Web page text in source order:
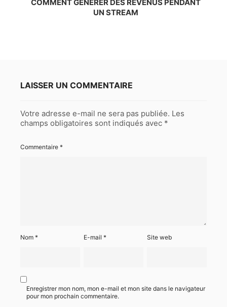
COMMENT GÉNÉRER DES REVENUS PENDANT
UN STREAM
LAISSER UN COMMENTAIRE
Votre adresse e-mail ne sera pas publiée. Les
champs obligatoires sont indiqués avec *
Commentaire *
Nom * E-mail* Site web
Enregistrer mon nom, mon e-mail et mon site dans le navigateur
pour mon prochain commentaire.